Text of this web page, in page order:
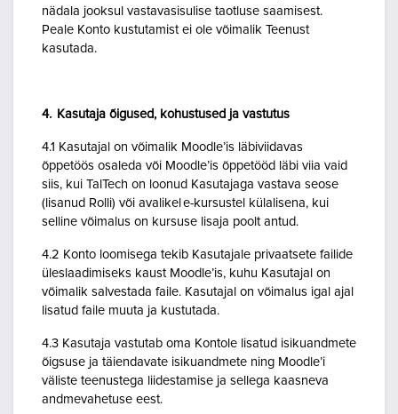
nädala jooksul vastavasisulise taotluse saamisest.
Peale Konto kustutamist ei ole võimalik Teenust
kasutada.
4. Kasutaja õigused, kohustused ja vastutus
4.1 Kasutajal on võimalik Moodle’is läbiviidavas
õppetöös osaleda või Moodle’is õppetööd läbi viia vaid
siis, kui TalTech on loonud Kasutajaga vastava seose
(lisanud Rolli) või avalikel e-kursustel külalisena, kui
selline võimalus on kursuse lisaja poolt antud.
4.2 Konto loomisega tekib Kasutajale privaatsete failide
üleslaadimiseks kaust Moodle’is, kuhu Kasutajal on
võimalik salvestada faile. Kasutajal on võimalus igal ajal
lisatud faile muuta ja kustutada.
4.3 Kasutaja vastutab oma Kontole lisatud isikuandmete
õigsuse ja täiendavate isikuandmete ning Moodle’i
väliste teenustega liidestamise ja sellega kaasneva
andmevahetuse eest.